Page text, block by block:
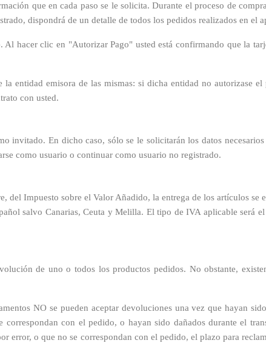
que en cada paso se le solicita. Durante el proceso de
dispondrá de un detalle de todos los pedidos realizados en el
hacer clic en "Autorizar Pago" usted está confirmando que la
entidad emisora de las mismas: si dicha entidad no autorizase
con usted.
invitado. En dicho caso, sólo se le solicitarán los datos
como usuario o continuar como usuario no registrado.
Impuesto sobre el Valor Añadido, la entrega de los artículos se
salvo Canarias, Ceuta y Melilla. El tipo de IVA aplicable será
de uno o todos los productos pedidos. No obstante,
NO se pueden aceptar devoluciones una vez que hayan
con el pedido, o hayan sido dañados durante el
error, o que no se correspondan con el pedido, el plazo para